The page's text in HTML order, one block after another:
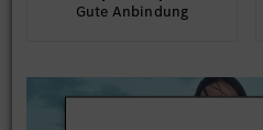
Gute An­bindung